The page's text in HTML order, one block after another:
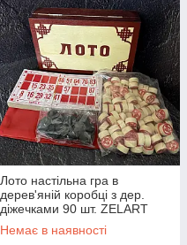
Лото настільна гра в
дерев'яній коробці з дер.
діжечками 90 шт. ZELART
W9902 р-р 24x10x7,5см
бордовий
Немає в наявності